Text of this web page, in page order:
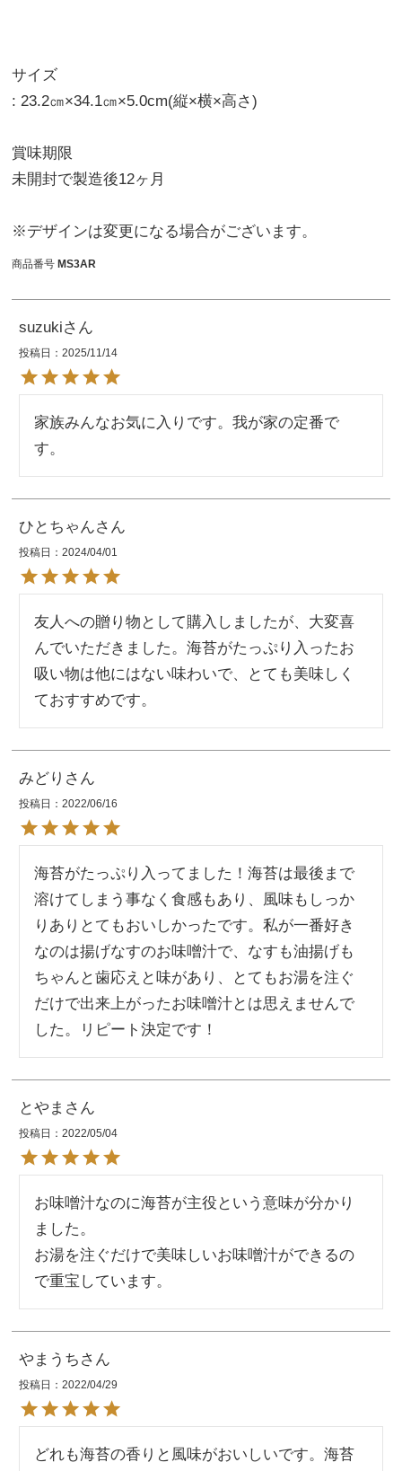
サイズ
: 23.2㎝×34.1㎝×5.0cm(縦×横×高さ)
賞味期限
未開封で製造後12ヶ月
※デザインは変更になる場合がございます。
商品番号 MS3AR
suzuki
投稿日 2025/11/14
家族みんなお気に入りです。我が家の定番で
す。
ひとちゃん
投稿日 2024/04/01
友人への贈り物として購入しましたが、大変喜
んでいただきました。海苔がたっぷり入ったお
吸い物は他にはない味わいで、とても美味しく
ておすすめです。
みどり
投稿日 2022/06/16
海苔がたっぷり入ってました！海苔は最後まで
溶けてしまう事なく食感もあり、風味もしっか
りありとてもおいしかったです。私が一番好き
なのは揚げなすのお味噌汁で、なすも油揚げも
ちゃんと歯応えと味があり、とてもお湯を注ぐ
だけで出来上がったお味噌汁とは思えませんで
した。リピート決定です！
とやま
投稿日 2022/05/04
お味噌汁なのに海苔が主役という意味が分かり
ました。
お湯を注ぐだけで美味しいお味噌汁ができるの
で重宝しています。
やまうち
投稿日 2022/04/29
どれも海苔の香りと風味がおいしいです。海苔